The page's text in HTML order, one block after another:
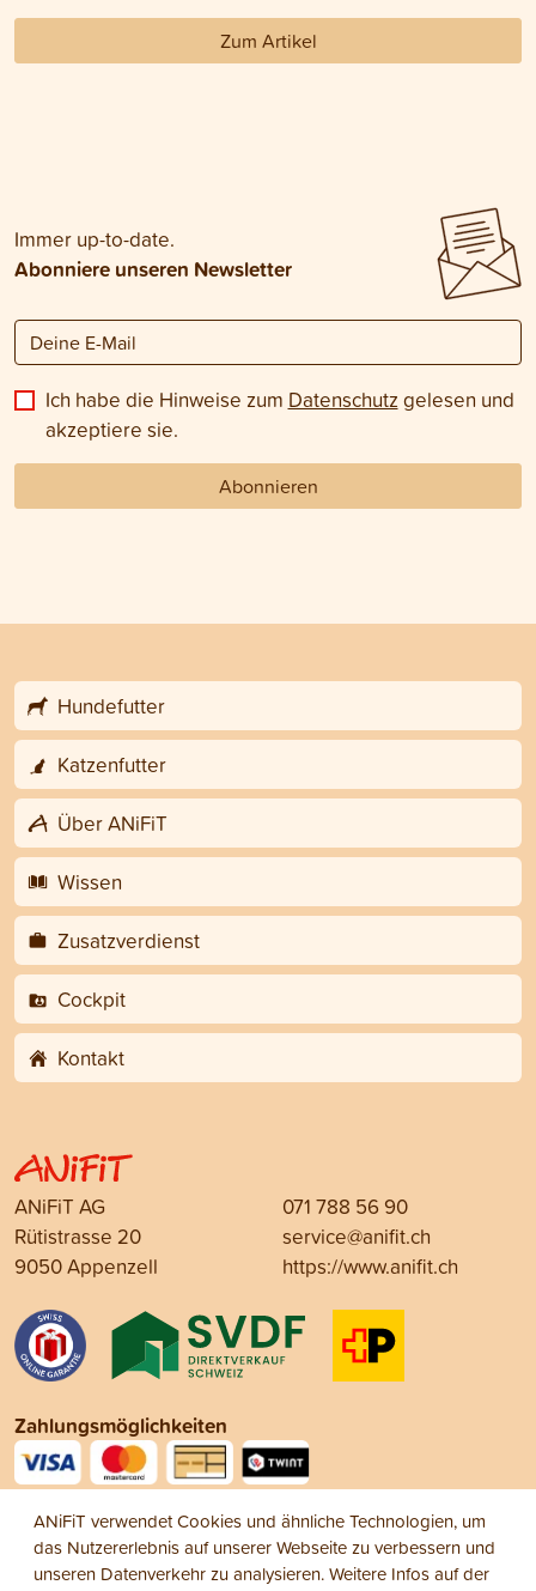
Zum Artikel
Immer up-to-date.
Abonniere unseren Newsletter
Ich habe die Hinweise zum Datenschutz gelesen und
akzeptiere sie.
Abonnieren
Hundefutter
Katzenfutter
Über ANiFiT
Wissen
Zusatzverdienst
Cockpit
Kontakt
ANiFiT AG
Rütistrasse 20
9050 Appenzell
071 788 56 90
service@anifit.ch
https://www.anifit.ch
Zahlungsmöglichkeiten
Social Media
ANiFiT verwendet Cookies und ähnliche Technologien, um
das Nutzererlebnis auf unserer Webseite zu verbessern und
unseren Datenverkehr zu analysieren. Weitere Infos auf der